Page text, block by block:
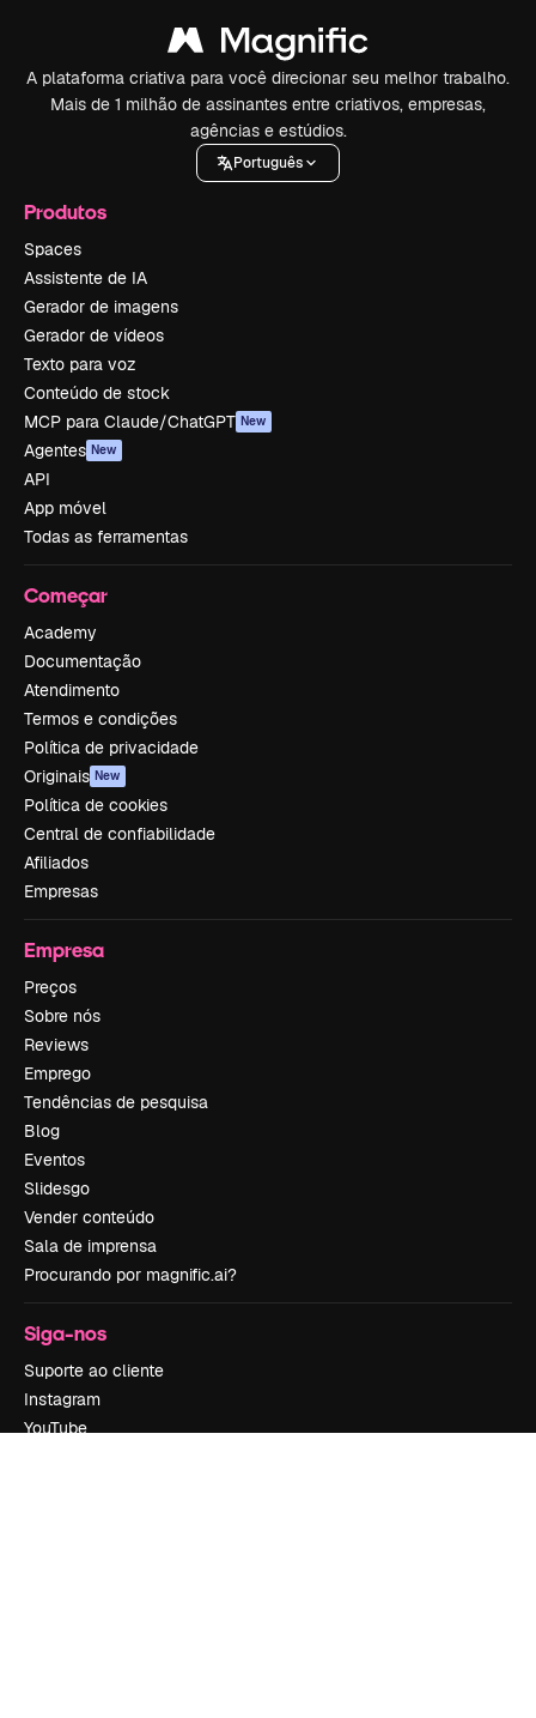
A plataforma criativa para você direcionar seu melhor trabalho.
Mais de 1 milhão de assinantes entre criativos, empresas,
agências e estúdios.
Português
Produtos
Spaces
Assistente de IA
Gerador de imagens
Gerador de vídeos
Texto para voz
Conteúdo de stock
MCP para Claude/ChatGPT New
Agentes New
API
App móvel
Todas as ferramentas
Começar
Academy
Documentação
Atendimento
Termos e condições
Política de privacidade
Originais New
Política de cookies
Central de confiabilidade
Afiliados
Empresas
Empresa
Preços
Sobre nós
Reviews
Emprego
Tendências de pesquisa
Blog
Eventos
Slidesgo
Vender conteúdo
Sala de imprensa
Procurando por magnific.ai?
Siga-nos
Suporte ao cliente
Instagram
YouTube